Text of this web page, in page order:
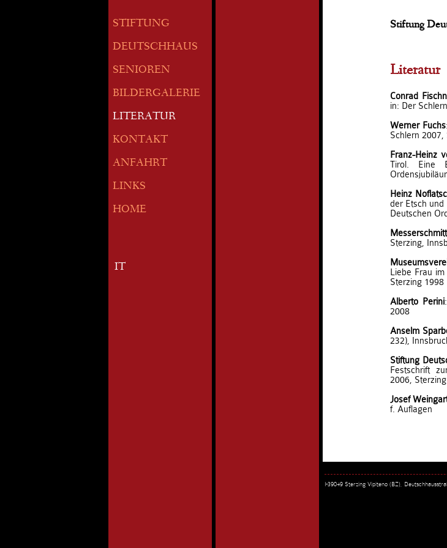
STIFTUNG
DEUTSCHHAUS
SENIOREN
BILDERGALERIE
LITERATUR
KONTAKT
ANFAHRT
LINKS
HOME
IT
Stiftung
Literatur
Conrad
in: Der
Werner Fuchs
Schlern 2007,
Franz-Heinz
Tirol. Eine
Heinz
der Etsch und
Deutschen
Sterzing,
Liebe Frau im
Sterzing 1998
Alberto Perini
2008
Anselm
232),
Stiftung
Festschrift
2006,
Josef
f. Auflagen
I-39049 Sterzing Vipiteno (BZ),